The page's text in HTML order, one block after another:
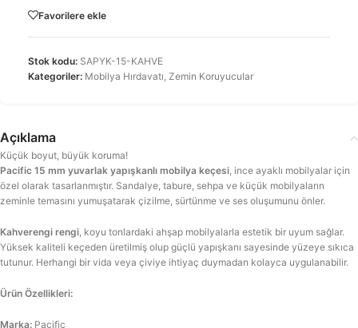
Favorilere ekle
Stok kodu: SAPYK-15-KAHVE
Kategoriler: Mobilya Hırdavatı, Zemin Koruyucular
Açıklama
Küçük boyut, büyük koruma!
Pacific 15 mm yuvarlak yapışkanlı mobilya keçesi, ince ayaklı mobilyalar için
özel olarak tasarlanmıştır. Sandalye, tabure, sehpa ve küçük mobilyaların
zeminle temasını yumuşatarak çizilme, sürtünme ve ses oluşumunu önler.
Kahverengi rengi, koyu tonlardaki ahşap mobilyalarla estetik bir uyum sağlar.
Yüksek kaliteli keçeden üretilmiş olup güçlü yapışkanı sayesinde yüzeye sıkıca
tutunur. Herhangi bir vida veya çiviye ihtiyaç duymadan kolayca uygulanabilir.
Ürün Özellikleri:
Marka: Pacific